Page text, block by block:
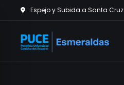
Espejo y Subida a Santa Cruz